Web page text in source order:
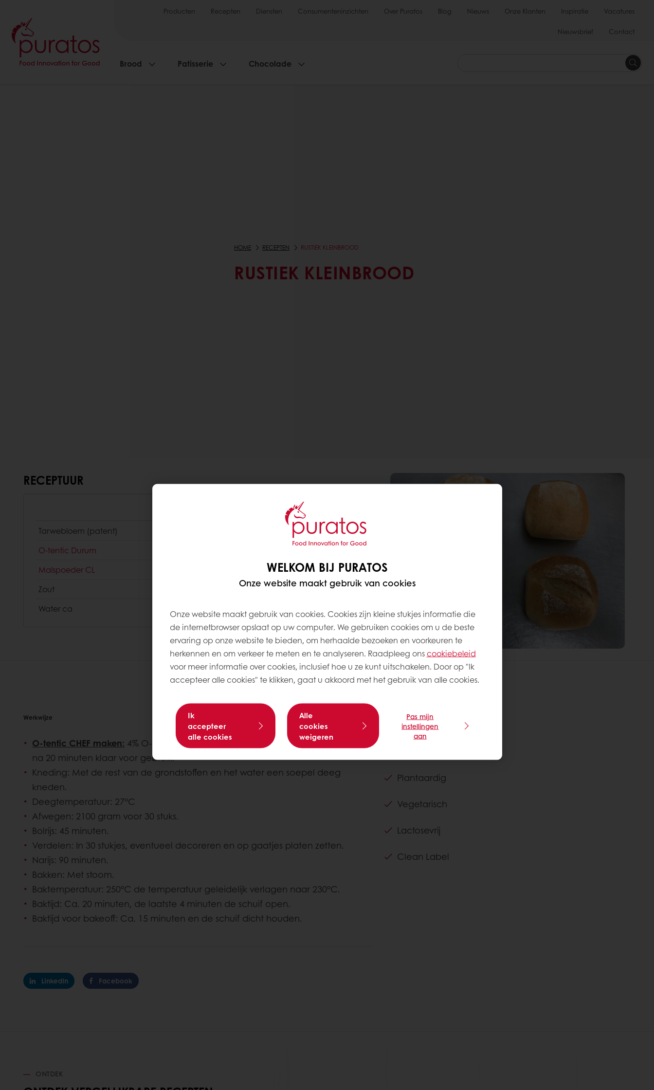
Producten Recepten Diensten Consumenteninzichten Over Puratos Blog Nieuws Onze Klanten Inspiratie Vacatures
Nieuwsbrief Contact
Brood Patisserie Chocolade
HOME RECEPTEN RUSTIEK KLEINBROOD
RUSTIEK KLEINBROOD
RECEPTUUR
Gram
Tarwebloem (patent)
10.000
O-tentic Durum
Malspoeder CL
100
Zout
150
Water ca
Werkwijze
O-tentic CHEF maken: 4% O-tentic Durum + 8% water van 37°C mengen en
na 20 minuten klaar voor gebruik.
Kneding: Met de rest van de grondstoffen en het water een soepel deeg
kneden.
Deegtemperatuur: 27°C
Afwegen: 2100 gram voor 30 stuks.
Bolrijs: 45 minuten.
Verdelen: In 30 stukjes, eventueel decoreren en op gaatjes platen zetten.
Narijs: 90 minuten.
Bakken: Met stoom.
Baktemperatuur: 250°C de temperatuur geleidelijk verlagen naar 230°C.
Baktijd: Ca. 20 minuten, de laatste 4 minuten de schuif open.
Baktijd voor bakeoff: Ca. 15 minuten en de schuif dicht houden.
LinkedIn Facebook
Moeilijkheidsgraad :
Plantaardig
Vegetarisch
Lactosevrij
Clean Label
ONTDEK
WELKOM BIJ PURATOS
Onze website maakt gebruik van cookies
Onze website maakt gebruik van cookies. Cookies zijn kleine stukjes informatie die
de internetbrowser opslaat op uw computer. We gebruiken cookies om u de beste
ervaring op onze website te bieden, om herhaalde bezoeken en voorkeuren te
herkennen en om verkeer te meten en te analyseren. Raadpleeg onscookiebeleid
voor meer informatie over cookies, inclusief hoe u ze kunt uitschakelen. Door op "Ik
accepteer alle cookies" te klikken, gaat u akkoord met het gebruik van alle cookies.
Ik
accepteer
alle cookies
Alle
cookies
weigeren
Pas mijn
instellingen
aan